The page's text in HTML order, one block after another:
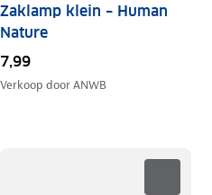
Zaklamp klein – Human
Nature
7,99
Verkoop doorANWB